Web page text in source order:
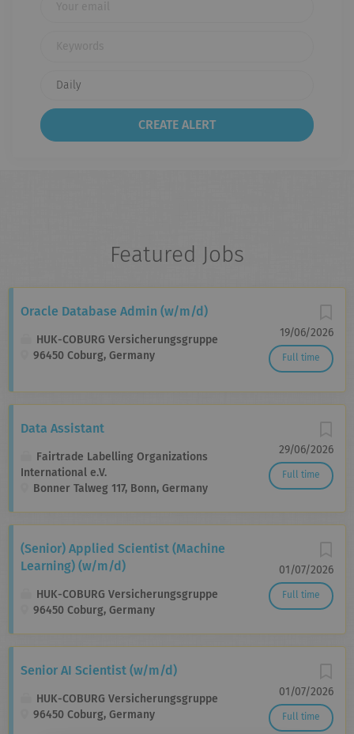
Featured Jobs
19/06/2026
Full time
Oracle Database Admin (w/m/d)
HUK-COBURG Versicherungsgruppe
96450 Coburg, Germany
29/06/2026
Full time
Data Assistant
Fairtrade Labelling Organizations
International e.V.
Bonner Talweg 117, Bonn, Germany
01/07/2026
Full time
(Senior) Applied Scientist (Machine
Learning) (w/m/d)
HUK-COBURG Versicherungsgruppe
96450 Coburg, Germany
01/07/2026
Full time
Senior AI Scientist (w/m/d)
HUK-COBURG Versicherungsgruppe
96450 Coburg, Germany